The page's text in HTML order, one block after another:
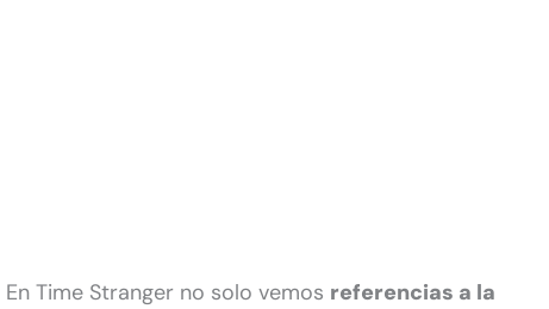
Time Stranger no solo vemos referencias a la